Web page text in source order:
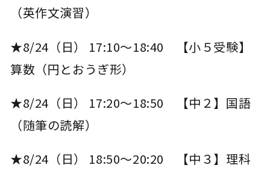
（英作文演習）
★8/24（日） 17:10～18:40 【小５受験】
算数（円とおうぎ形）
★8/24（日） 17:20～18:50 【中２】国語
（随筆の読解）
★8/24（日） 18:50～20:20 【中３】理科